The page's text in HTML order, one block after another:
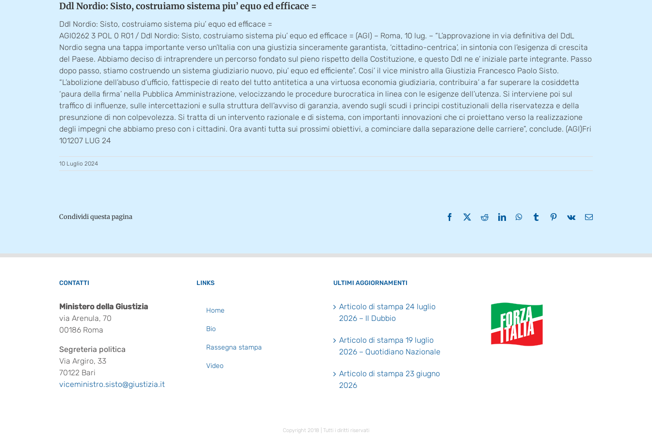
Ddl Nordio: Sisto, costruiamo sistema piu’ equo ed efficace =
Ddl Nordio: Sisto, costruiamo sistema piu’ equo ed efficace =
AGI0262 3 POL 0 R01 / Ddl Nordio: Sisto, costruiamo sistema piu’ equo ed efficace = (AGI) – Roma, 10 lug. – “L’approvazione in via definitiva del DdL
Nordio segna una tappa importante verso un’Italia con una giustizia sinceramente garantista, ‘cittadino-centrica’, in sintonia con l’esigenza di crescita
del Paese. Abbiamo deciso di intraprendere un percorso fondato sul pieno rispetto della Costituzione, e questo Ddl ne e’ iniziale parte integrante. Passo
dopo passo, stiamo costruendo un sistema giudiziario nuovo, piu’ equo ed efficiente”. Cosi’ il vice ministro alla Giustizia Francesco Paolo Sisto.
“L’abolizione dell’abuso d’ufficio, fattispecie di reato del tutto antitetica a una virtuosa economia giudiziaria, contribuira’ a far superare la cosiddetta
‘paura della firma’ nella Pubblica Amministrazione, velocizzando le procedure burocratica in linea con le esigenze dell’utenza. Si interviene poi sul
traffico di influenze, sulle intercettazioni e sulla struttura dell’avviso di garanzia, avendo sugli scudi i principi costituzionali della riservatezza e della
presunzione di non colpevolezza. Si tratta di un intervento razionale e di sistema, con importanti innovazioni che ci proiettano verso la realizzazione
degli impegni che abbiamo preso con i cittadini. Ora avanti tutta sui prossimi obiettivi, a cominciare dalla separazione delle carriere”, conclude. (AGI)Fri
101207 LUG 24
10 Luglio 2024
Condividi questa pagina Facebook RedditLinkedInWhatsApp
Tumblr Pinterest
Vk Email
CONTATTI
Ministero della Giustizia
via Arenula, 70
00186 Roma
Segreteria politica
Via Argiro, 33
70122 Bari
viceministro.sisto@giustizia.it
LINKS
Home
Bio
Rassegna stampa
Video
ULTIMI AGGIORNAMENTI
Articolo di stampa 24 luglio
2026 – Il Dubbio
Articolo di stampa 19 luglio
2026 – Quotidiano Nazionale
Articolo di stampa 23 giugno
2026
Copyright 2018 | Tutti i diritti riservati